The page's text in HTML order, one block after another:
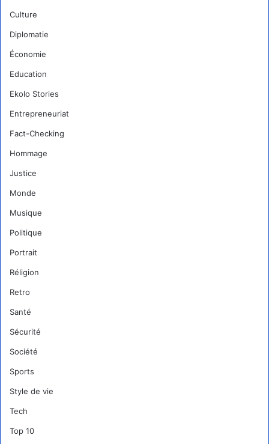
Culture
Diplomatie
Économie
Education
Ekolo Stories
Entrepreneuriat
Fact-Checking
Hommage
Justice
Monde
Musique
Politique
Portrait
Réligion
Retro
Santé
Sécurité
Société
Sports
Style de vie
Tech
Top 10